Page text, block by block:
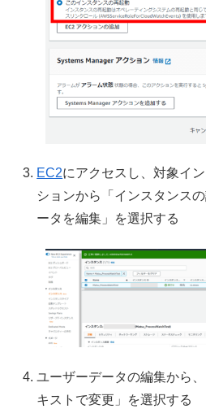
EC2にアクセスし、対象イ
ションから「インスタンス
ータを編集」を選択する
ユーザーデータの編集から
キストで変更」を選択する